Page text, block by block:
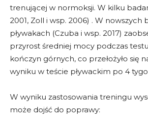
trenującej w normoksji. W kilku
2001, Zoll i wsp. 2006) . W nowszych
pływakach (Czuba i wsp. 2017)
przyrost średniej mocy podczas
kończyn górnych, co przełożyło się
wyniku w teście pływackim po 4
W wyniku zastosowania treningu
może dojść do poprawy: